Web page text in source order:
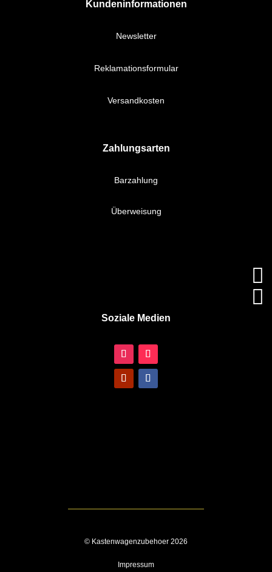
Kundeninformationen
Newsletter
Reklamationsformular
Versandkosten
Zahlungsarten
Barzahlung
Überweisung
Soziale Medien


© Kastenwagenzubehoer 2026
Impressum